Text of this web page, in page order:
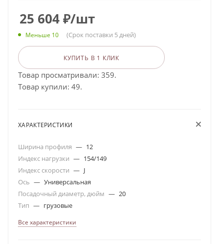
25 604₽/шт
Меньше 10 (Срок поставки 5 дней)
КУПИТЬ В 1 КЛИК
Товар просматривали: 359.
Товар купили: 49.
ХАРАКТЕРИСТИКИ
Ширина профиля — 12
Индекс нагрузки — 154/149
Индекс скорости — J
Ось — Универсальная
Посадочный диаметр, дюйм — 20
Тип — грузовые
Все характеристики